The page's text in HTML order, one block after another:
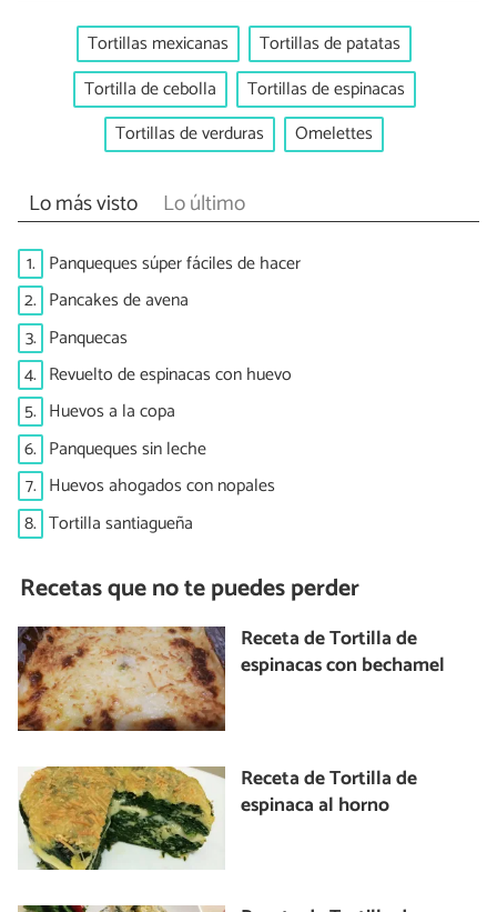
Tortillas mexicanas
Tortillas de patatas
Tortilla de cebolla
Tortillas de espinacas
Tortillas de verduras
Omelettes
Lo más visto Lo último
1. Panqueques súper fáciles de hacer
2. Pancakes de avena
3. Panquecas
4. Revuelto de espinacas con huevo
5. Huevos a la copa
6. Panqueques sin leche
7. Huevos ahogados con nopales
8. Tortilla santiagueña
Recetas que no te puedes perder
Receta de Tortilla de
espinacas con bechamel
Receta de Tortilla de
espinaca al horno